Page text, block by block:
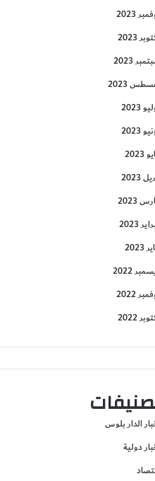
2023
2023
2023
2023
2023
2023
2023
2023
2023
2023
2023
2022
2022
2022
الدار بلوس
دولية